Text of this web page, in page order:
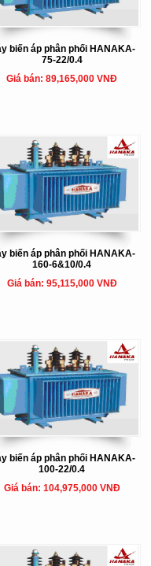
biến áp phân phối HANAKA-
75-22/0.4
Giá bán: 89,165,000 VNĐ
biến áp phân phối HANAKA-
160-6&10/0.4
Giá bán: 95,115,000 VNĐ
biến áp phân phối HANAKA-
100-22/0.4
Giá bán: 104,975,000 VNĐ